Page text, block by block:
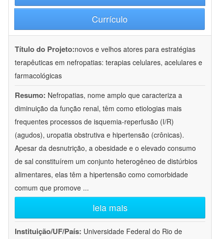
Currículo
Título do Projeto:novos e velhos atores para estratégias
terapêuticas em nefropatias: terapias celulares, acelulares e
farmacológicas
Resumo: Nefropatias, nome amplo que caracteriza a
diminuição da função renal, têm como etiologias mais
frequentes processos de isquemia-reperfusão (I/R)
(agudos), uropatia obstrutiva e hipertensão (crônicas).
Apesar da desnutrição, a obesidade e o elevado consumo
de sal constituírem um conjunto heterogêneo de distúrbios
alimentares, elas têm a hipertensão como comorbidade
comum que promove ...
leia mais
Instituição/UF/País: Universidade Federal do Rio de